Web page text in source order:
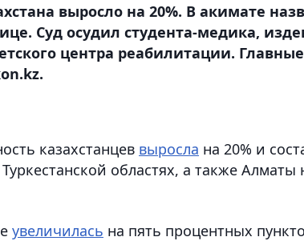
выросло на 20%. В акимате
Суд осудил студента-медика,
центра реабилитации.
казахстанцев выросла на 20% и
областях, а также
увеличилась на пять процентных